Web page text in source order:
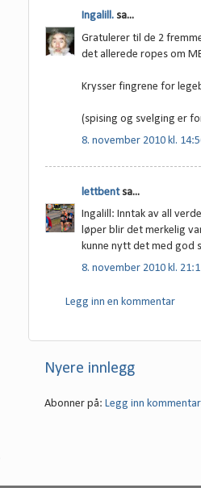
Ingalill. sa...
Gratulerer til de 2
det allerede ropes om
Krysser fingrene for
(spising og svelging er
8. november 2010 kl.
lettbentsa...
Ingalill: Inntak av all
løper blir det merkelig
kunne nytt det med god
8. november 2010 kl.
Legg inn en kommentar
Nyere innlegg
Abonner på: Legg inn